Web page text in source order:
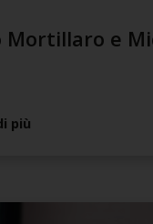
Mortillaro e
più